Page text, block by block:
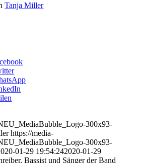
Tanja Miller
300x93-
https://media-
300x93-
01-29 19:54:242020-01-29
Bassist und Sänger der Band